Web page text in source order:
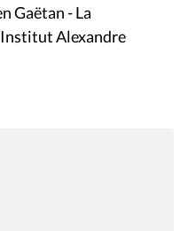
Gaëtan - La
Alexandre